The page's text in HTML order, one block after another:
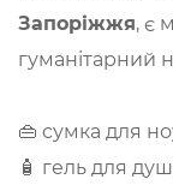
Запоріжжя, є
гуманітарний
👜 сумка для
🧴 гель для